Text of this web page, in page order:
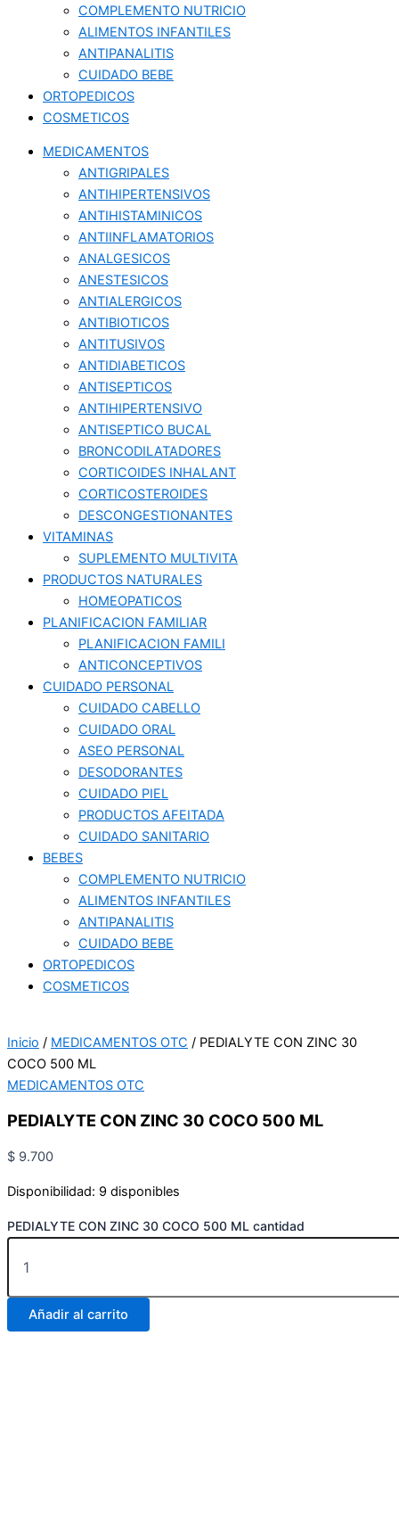
COMPLEMENTO NUTRICIO
ALIMENTOS INFANTILES
ANTIPANALITIS
CUIDADO BEBE
ORTOPEDICOS
COSMETICOS
MEDICAMENTOS
ANTIGRIPALES
ANTIHIPERTENSIVOS
ANTIHISTAMINICOS
ANTIINFLAMATORIOS
ANALGESICOS
ANESTESICOS
ANTIALERGICOS
ANTIBIOTICOS
ANTITUSIVOS
ANTIDIABETICOS
ANTISEPTICOS
ANTIHIPERTENSIVO
ANTISEPTICO BUCAL
BRONCODILATADORES
CORTICOIDES INHALANT
CORTICOSTEROIDES
DESCONGESTIONANTES
VITAMINAS
SUPLEMENTO MULTIVITA
PRODUCTOS NATURALES
HOMEOPATICOS
PLANIFICACION FAMILIAR
PLANIFICACION FAMILI
ANTICONCEPTIVOS
CUIDADO PERSONAL
CUIDADO CABELLO
CUIDADO ORAL
ASEO PERSONAL
DESODORANTES
CUIDADO PIEL
PRODUCTOS AFEITADA
CUIDADO SANITARIO
BEBES
COMPLEMENTO NUTRICIO
ALIMENTOS INFANTILES
ANTIPANALITIS
CUIDADO BEBE
ORTOPEDICOS
COSMETICOS
Inicio / MEDICAMENTOS OTC / PEDIALYTE CON ZINC 30
COCO 500 ML
MEDICAMENTOS OTC
PEDIALYTE CON ZINC 30 COCO 500 ML
$ 9.700
Disponibilidad: 9 disponibles
PEDIALYTE CON ZINC 30 COCO 500 ML cantidad
Añadir al carrito